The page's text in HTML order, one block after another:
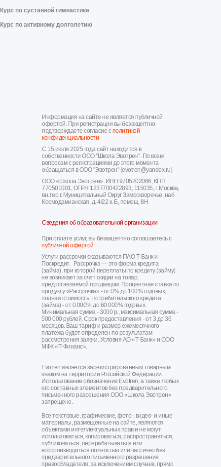
Курс по суставной гимнастике
Курс по активному долголетию
Информация на сайте не является публичной
офертой. При регистрации вы безакцептно
подтверждаете согласие сполитикой
конфиденциальности
При оплате услуг, вы безакцептно соглашаетесь с
публичной офертой
ООО «Школа Эвотрен». ИНН 9705202066, КПП
770501001, ОГРН 1237700422893, 115035, г. Москва,
вн.тер.г. Муниципальный Округ Замоскворечье, наб
Космодамианская, д. 4/22 к. Б, помещ. 8Н
С 15 июля 2025 года сайт находится в
собственности ООО "Школа Эвотрен". По всем
вопросам с регистрациями до этого момента
обращаться в ООО "Эвотрен" (evotren@yandex.ru)
Услуги рассрочки оказываются ПАО Т-Банк и
Поскредит. Рассрочка — это форма кредита
(займа), при которой переплаты по кредиту (займу)
не возникает за счет скидки на товар,
предоставляемой продавцом. Процентная ставка по
продукту «Рассрочка» - от 0% до 100% годовых,
полная стоимость потребительского кредита
(займа) - от 0.000% до 60.000% годовых.
Минимальная сумма - 3000 р., максимальная сумма -
500 000 рублей. Срок предоставления - от 3 до 36
месяцев. Ваш тариф и размер ежемесячного
платежа будет определен по результатам
рассмотрения заявки. Условия АО «Т-Банк» и ООО
МФК «Т-Финанс».
Evotren является зарегистрированным товарным
знаком на территории Российской Федерации.
Использование обозначения Evotren, а также любых
его составных элементов без предварительного
письменного разрешения ООО «Школа Эвотрен»
запрещено.
Все текстовые, графические, фото-, видео- и иные
материалы, размещенные на сайте, являются
объектами интеллектуальных прав и не могут
использоваться, копироваться, распространяться,
публиковаться, перерабатываться или
воспроизводиться полностью или частично без
предварительного письменного разрешения
правообладателя, за исключением случаев, прямо
Сведения об образовательной организации